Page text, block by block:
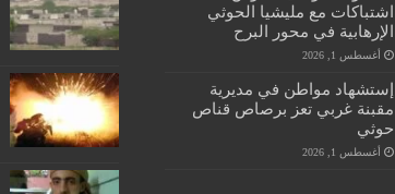
اشتباكات مع مليشيا الحوثي
الإرهابية في محور البرح
أغسطس 1, 2026
إستشهاد مواطن في مديرية
مقبنة غربي تعز برصاص قناص
حوثي
أغسطس 1, 2026